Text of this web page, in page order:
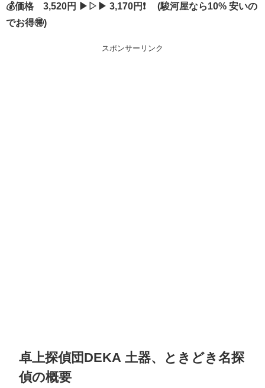
💰価格 3,520円 ▶▷▶ 3,170円❗ (駿河屋なら10% 安いの
でお得🉐)
スポンサーリンク
卓上探偵団DEKA 土器、ときどき名探
偵の概要